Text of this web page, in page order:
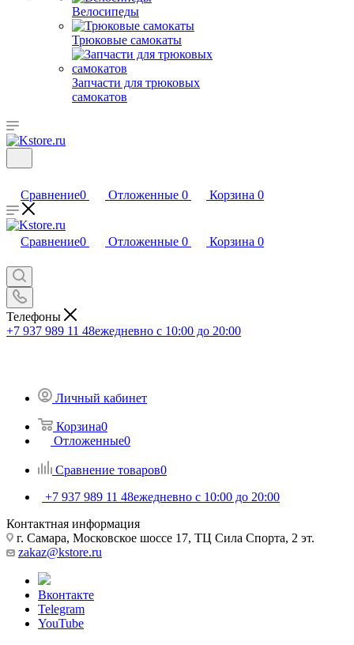
Велосипеды
Трюковые самокаты
Запчасти для трюковых
самокатов
Сравнение0 Отложенные 0 Корзина 0
Сравнение0 Отложенные 0 Корзина 0
Телефоны
+7 937 989 11 48ежедневно с 10:00 до 20:00
Личный кабинет
Корзина0
Отложенные0
Сравнение товаров0
+7 937 989 11 48ежедневно с 10:00 до 20:00
Контактная информация
г. Самара, Московское шоссе 17, ТЦ Сила Спорта, 2 эт.
zakaz@kstore.ru
Вконтакте
Telegram
YouTube